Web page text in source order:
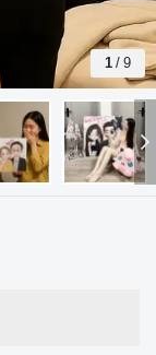
1 / 9